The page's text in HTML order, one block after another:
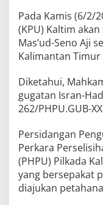
Pada Kamis (6/2/
(KPU) Kaltim
Mas’ud-Seno Aji
Kalimantan Timur
Diketahui,
gugatan Isran-
262/PHPU.GUB-
Persidangan
Perkara
(PHPU) Pilkada
yang bersepakat
diajukan